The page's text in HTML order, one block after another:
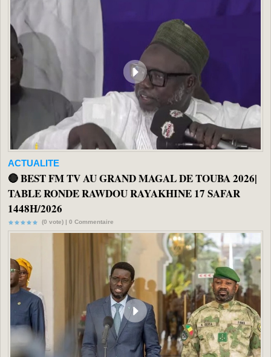
ACTUALITE
🔴 BEST FM TV AU GRAND MAGAL DE TOUBA 2026|
TABLE RONDE RAWDOU RAYAKHINE 17 SAFAR
1448H/2026
(0 vote) | 0 Commentaire